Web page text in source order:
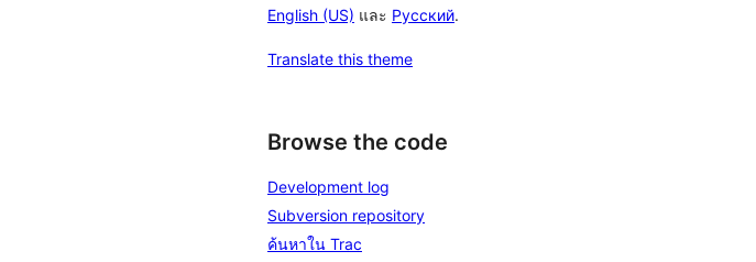
English (US) และ Русский.
Translate this theme
Browse the code
Development log
Subversion repository
ค้นหาใน Trac